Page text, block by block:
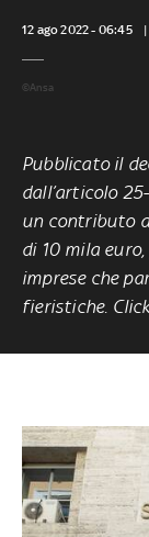
12 ago 2022 - 06:45
©Ansa
Pubblicato il
dall’articolo
un contributo
di 10 mila euro
impreseche
fieristiche.